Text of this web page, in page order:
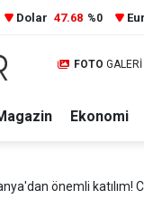
Dolar 47.68 %0
FOTO GALERİ
Ekonomi
önemli katılım!